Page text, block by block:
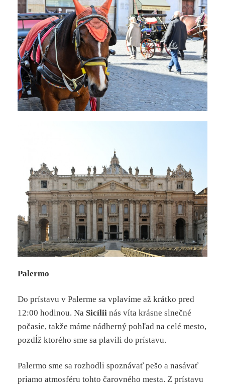
Palermo
Do prístavu v Palerme sa vplavíme až krátko pred
12:00 hodinou. Na Sicílii nás víta krásne slnečné
počasie, takže máme nádherný pohľad na celé mesto,
pozdĺž ktorého sme sa plavili do prístavu.
Palermo sme sa rozhodli spoznávať pešo a nasávať
priamo atmosféru tohto čarovného mesta. Z prístavu